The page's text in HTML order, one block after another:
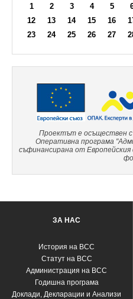
1 2 3 4 5
12
13 14 15 16
23
24 25 26 27
Проектът е осъществен
Оперативна програма
съфинансирана от Европейския
ЗА НАС
История на ВСС
Статут на ВСС
Администрация на ВСС
Годишна програма
Доклади, Декларации и Анализи